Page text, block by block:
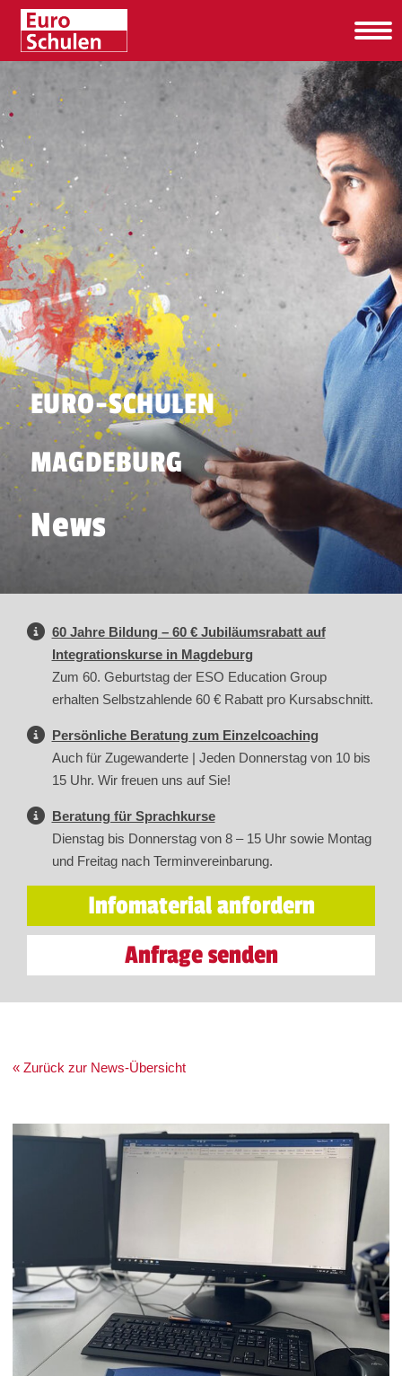
EURO-SCHULEN
MAGDEBURG
News
60 Jahre Bildung – 60 € Jubiläumsrabatt auf
Integrationskurse in Magdeburg
Zum 60. Geburtstag der ESO Education Group
erhalten Selbstzahlende 60 € Rabatt pro Kursabschnitt.
Persönliche Beratung zum Einzelcoaching
Auch für Zugewanderte | Jeden Donnerstag von 10 bis
15 Uhr. Wir freuen uns auf Sie!
Beratung für Sprachkurse
Dienstag bis Donnerstag von 8 – 15 Uhr sowie Montag
und Freitag nach Terminvereinbarung.
Infomaterial anfordern
Anfrage senden
« Zurück zur News-Übersicht